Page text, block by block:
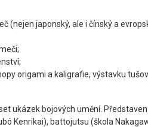
(nejen japonský, ale i čínský a
origami a kaligrafie, výstavku
ukázek bojových umění.
Kenrikai), battojutsu (škola